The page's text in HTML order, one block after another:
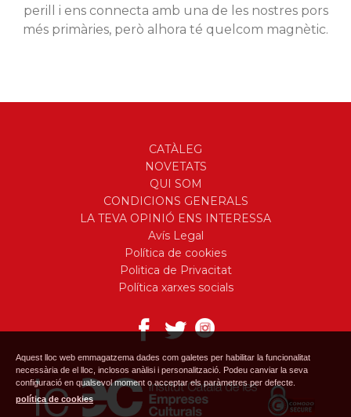
perill i ens connecta amb una de les nostres pors
més primàries, però alhora té quelcom magnètic.
CATÀLEG
NOVETATS
QUI SOM
CONDICIONS GENERALS
LA TEVA OPINIÓ ENS INTERESSA
Avís Legal
Política de cookies
Politica de Privacitat
Política xarxes socials
Aquest lloc web emmagatzema dades com galetes per habilitar la funcionalitat
necessària de el lloc, inclosos anàlisi i personalització. Podeu canviar la seva
configuració en qualsevol moment o acceptar els paràmetres per defecte.
política de cookies